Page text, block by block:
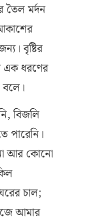
তৈল মর্দন
বৃষ্টির
এক ধরণের
বিজলি
পারেনি।
আর কোনো
চাল;
আমার